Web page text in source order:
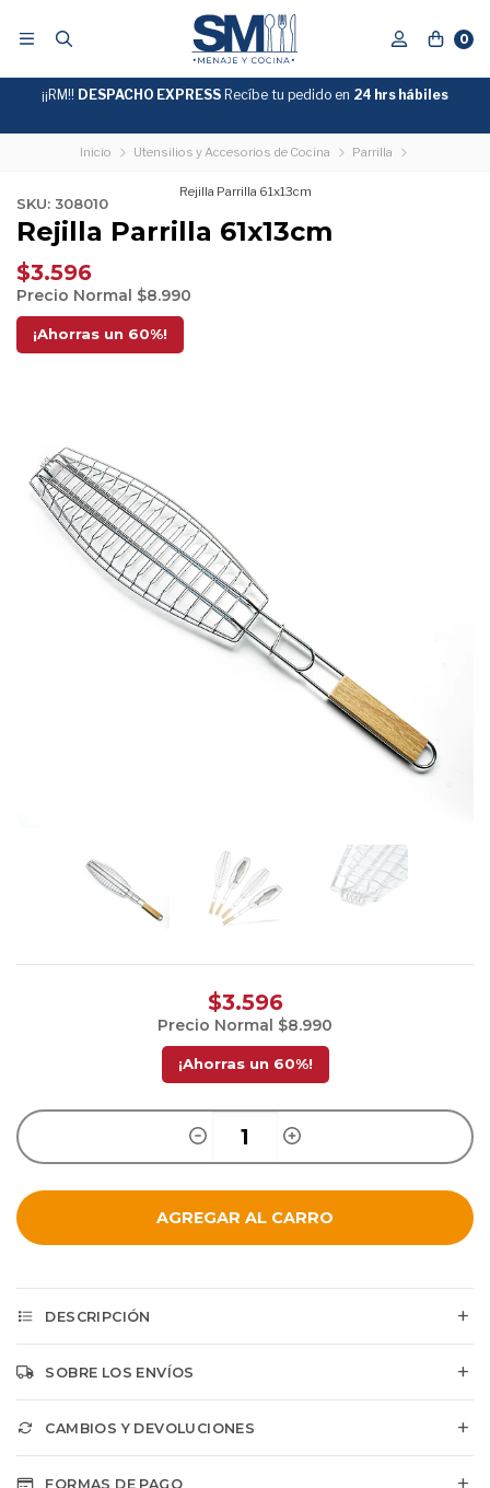
0
GRATIS
SOBRE
¡¡RM!! DESPACHO EXPRESS Recíbe tu pedido en 24 hrs hábiles
Inicio Utensilios y Accesorios de Cocina Parrilla
Rejilla Parrilla 61x13cm
SKU: 308010
Rejilla Parrilla 61x13cm
$3.596
Precio Normal $8.990
¡Ahorras un 60%!
$3.596
Precio Normal $8.990
¡Ahorras un 60%!
AGREGAR AL CARRO
DESCRIPCIÓN
SOBRE LOS ENVÍOS
CAMBIOS Y DEVOLUCIONES
FORMAS DE PAGO